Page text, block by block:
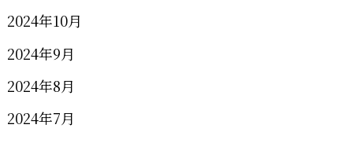
2024年10月
2024年9月
2024年8月
2024年7月